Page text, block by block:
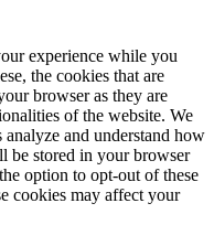
experience while you
the cookies that are
browser as they are
of the website. We
and understand how
be stored in your browser
option to opt-out of these
cookies may affect your